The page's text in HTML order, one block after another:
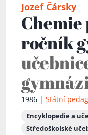
Jozef Čársky
ročník
1986 | Státní
Encyklopedie a
Středoškolské